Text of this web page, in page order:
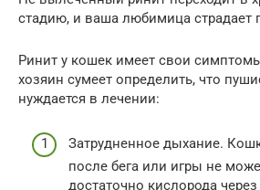
стадию, и ваша любимица страдает
Ринит у кошек имеет свои
хозяин сумеет определить, что
нуждается в лечении:
Затрудненное дыхание.
после бега или игры не
достаточно кислорода